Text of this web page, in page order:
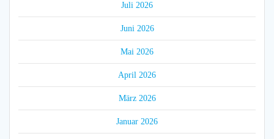
Juli 2026
Juni 2026
Mai 2026
April 2026
März 2026
Januar 2026